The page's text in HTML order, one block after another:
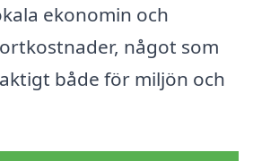
ekonomin och
något som
både för miljön och